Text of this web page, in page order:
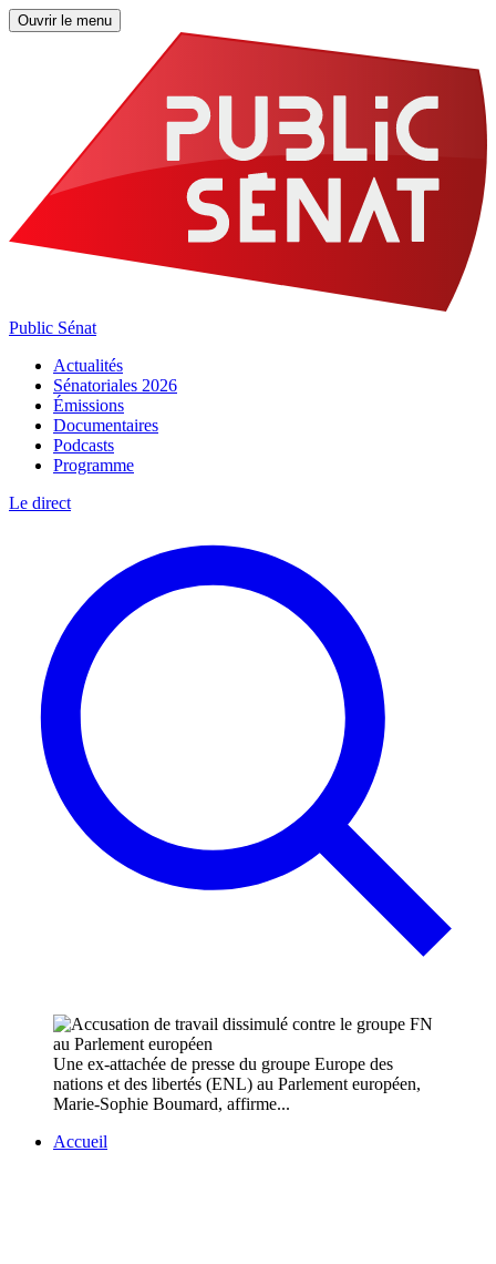
Ouvrir le menu
Public Sénat
Actualités
Sénatoriales 2026
Émissions
Documentaires
Podcasts
Programme
Le direct
Une ex-attachée de presse du groupe Europe des
nations et des libertés (ENL) au Parlement européen,
Marie-Sophie Boumard, affirme...
Accueil